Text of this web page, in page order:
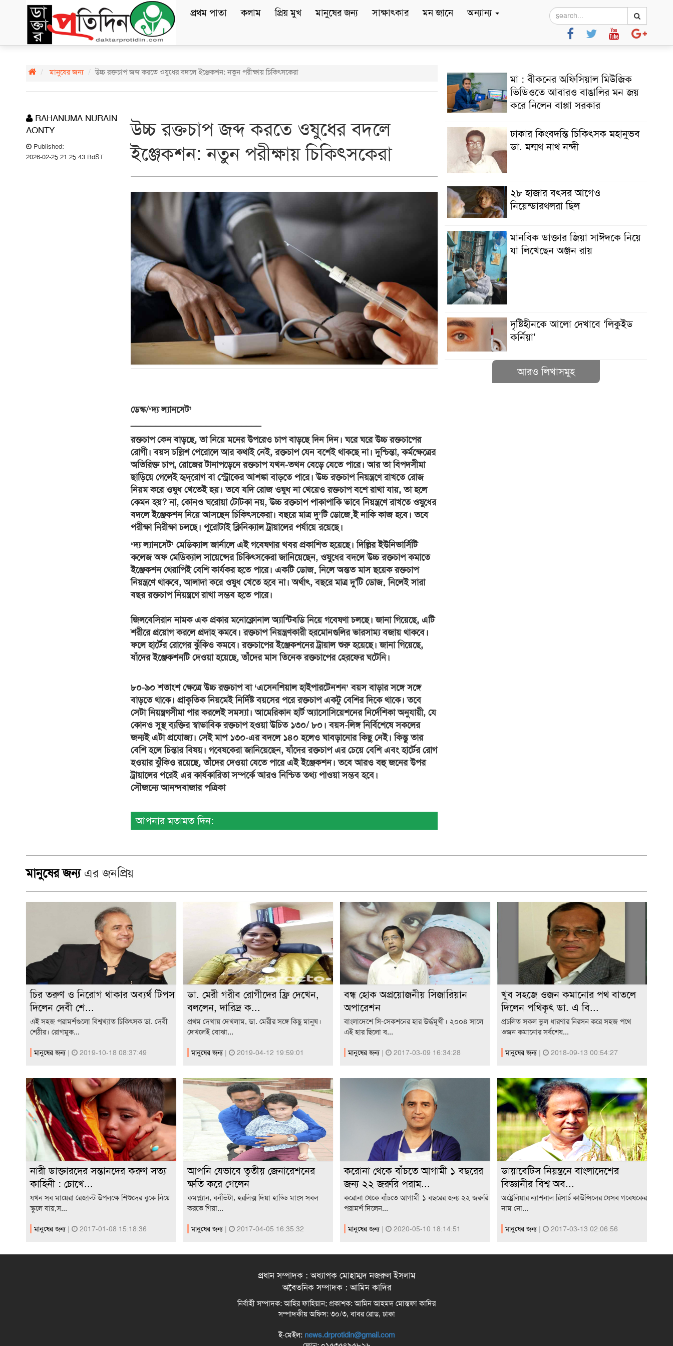
প্রথম পাতা কলাম প্রিয় মুখ মানুষের জন্য সাক্ষাৎকার মন জানে অন্যান্য
মানুষের জন্য উচ্চ রক্তচাপ জব্দ করতে ওষুধের বদলে ইঞ্জেকশন: নতুন পরীক্ষায় চিকিৎসকেরা
RAHANUMA NURAIN
AONTY
Published:
2026-02-25 21:25:43 BdST
উচ্চ রক্তচাপ জব্দ করতে ওষুধের বদলে
ইঞ্জেকশন: নতুন পরীক্ষায় চিকিৎসকেরা
ডেস্ক/‘দ্য ল্যানসেট’
রক্তচাপ কেন বাড়ছে, তা নিয়ে মনের উপরেও চাপ বাড়ছে দিন দিন। ঘরে ঘরে উচ্চ রক্তচাপের
রোগী। বয়স চল্লিশ পেরোলে আর কথাই নেই, রক্তচাপ যেন বশেই থাকছে না। দুশ্চিন্তা, কর্মক্ষেত্রের
অতিরিক্ত চাপ, রোজের টানাপড়েনে রক্তচাপ যখন-তখন বেড়ে যেতে পারে। আর তা বিপদসীমা
ছাড়িয়ে গেলেই হৃদ্‌রোগ বা স্ট্রোকের আশঙ্কা বাড়তে পারে। উচ্চ রক্তচাপ নিয়ন্ত্রণে রাখতে রোজ
নিয়ম করে ওষুধ খেতেই হয়। তবে যদি রোজ ওষুধ না খেয়েও রক্তচাপ বশে রাখা যায়, তা হলে
কেমন হয়? না, কোনও ঘরোয়া টোটকা নয়, উচ্চ রক্তচাপ পাকাপাকি ভাবে নিয়ন্ত্রণে রাখতে ওষুধের
বদলে ইঞ্জেকশন নিয়ে আসছেন চিকিৎসকেরা। বছরে মাত্র দু’টি ডোজ়েই নাকি কাজ হবে। তবে
পরীক্ষা নিরীক্ষা চলছে। পুরোটাই ক্লিনিক্যাল ট্রায়ালের পর্যায়ে রয়েছে।
‘দ্য ল্যানসেট’ মেডিক্যাল জার্নালে এই গবেষণার খবর প্রকাশিত হয়েছে। দিল্লির ইউনিভার্সিটি
কলেজ অফ মেডিক্যাল সায়েন্সের চিকিৎসকেরা জানিয়েছেন, ওষুধের বদলে উচ্চ রক্তচাপ কমাতে
ইঞ্জেকশন থেরাপিই বেশি কার্যকর হতে পারে। একটি ডোজ় নিলে অন্তত মাস ছয়েক রক্তচাপ
নিয়ন্ত্রণে থাকবে, আলাদা করে ওষুধ খেতে হবে না। অর্থাৎ, বছরে মাত্র দু'টি ডোজ় নিলেই সারা
বছর রক্তচাপ নিয়ন্ত্রণে রাখা সম্ভব হতে পারে।
জিলবেসিরান নামক এক প্রকার মনোক্লোনাল অ্যান্টিবডি নিয়ে গবেষণা চলছে। জানা গিয়েছে, এটি
শরীরে প্রয়োগ করলে প্রদাহ কমবে। রক্তচাপ নিয়ন্ত্রণকারী হরমোনগুলির ভারসাম্য বজায় থাকবে।
ফলে হার্টের রোগের ঝুঁকিও কমবে। রক্তচাপের ইঞ্জেকশনের ট্রায়াল শুরু হয়েছে। জানা গিয়েছে,
যাঁদের ইঞ্জেকশনটি দেওয়া হয়েছে, তাঁদের মাস তিনেক রক্তচাপের হেরফের ঘটেনি।
৮০-৯০ শতাংশ ক্ষেত্রে উচ্চ রক্তচাপ বা ‘এসেনশিয়াল হাইপারটেনশন’ বয়স বাড়ার সঙ্গে সঙ্গে
বাড়তে থাকে। প্রাকৃতিক নিয়মেই নির্দিষ্ট বয়সের পরে রক্তচাপ একটু বেশির দিকে থাকে। তবে
সেটা নিয়ন্ত্রণসীমা পার করলেই সমস্যা। আমেরিকান হার্ট অ্যাসোসিয়েশনের নির্দেশিকা অনুযায়ী, যে
কোনও সুস্থ ব্যক্তির স্বাভাবিক রক্তচাপ হওয়া উচিত ১৩০/ ৮০। বয়স-লিঙ্গ নির্বিশেষে সকলের
জন্যই এটা প্রযোজ্য। সেই মাপ ১৩০-এর বদলে ১৪০ হলেও ঘাবড়ানোর কিছু নেই। কিন্তু তার
বেশি হলে চিন্তার বিষয়। গবেষকেরা জানিয়েছেন, যাঁদের রক্তচাপ এর চেয়ে বেশি এবং হার্টের রোগ
হওয়ার ঝুঁকিও রয়েছে, তাঁদের দেওয়া যেতে পারে এই ইঞ্জেকশন। তবে আরও বহু জনের উপর
ট্রায়ালের পরেই এর কার্যকারিতা সম্পর্কে আরও নিশ্চিত তথ্য পাওয়া সম্ভব হবে।
সৌজন্যে আনন্দবাজার পত্রিকা
আপনার মতামত দিন:
মা : বীকনের অফিসিয়াল মিউজিক
ভিডিওতে আবারও বাঙালির মন জয়
করে নিলেন বাপ্পা সরকার
ঢাকার কিংবদন্তি চিকিৎসক মহানুভব
ডা. মন্মথ নাথ নন্দী
২৮ হাজার বৎসর আগেও
নিয়েন্ডারথলরা ছিল
মানবিক ডাক্তার জিয়া সাঈদকে নিয়ে
যা লিখেছেন অঞ্জন রায়
দৃষ্টিহীনকে আলো দেখাবে ‘লিকুইড
কর্নিয়া’
আরও লিখাসমুহ
মানুষের জন্যএর জনপ্রিয়
চির তরুণ ও নিরোগ থাকার অব্যর্থ টিপস
দিলেন দেবী শে...
এই সহজ পরামর্শগুলো বিশ্বখ্যাত চিকিৎসক ডা. দেবী
শেঠীর। রোগমুক...
মানুষের জন্য | 2019-10-18 08:37:49
ডা. মেরী গরীব রোগীদের ফ্রি দেখেন,
বললেন, দারিদ্র ক...
প্রথম দেখায় দেখলাম, ডা. মেরীর সঙ্গে কিছু মানুষ।
দেখলেই বোঝা...
মানুষের জন্য | 2019-04-12 19:59:01
বন্ধ হোক অপ্রয়োজনীয় সিজারিয়ান
অপারেশন
বাংলাদেশে সি-সেকশনের হার উর্দ্ধমূখী। ২০০৪ সালে
এই হার ছিলো ব...
মানুষের জন্য | 2017-03-09 16:34:28
খুব সহজে ওজন কমানোর পথ বাতলে
দিলেন পথিকৃৎ ডা. এ বি...
প্রচলিত সকল ভুল ধারণার নিরসন করে সহজ পথে
ওজন কমানোর সর্বশেষ...
মানুষের জন্য | 2018-09-13 00:54:27
নারী ডাক্তারদের সন্তানদের করুণ সত্য
কাহিনী : চোখে...
যখন সব মায়েরা রেজাল্ট উপলক্ষে শিশুদের বুকে নিয়ে
স্কুলে যায়,স...
মানুষের জন্য | 2017-01-08 15:18:36
আপনি যেভাবে তৃতীয় জেনারেশনের
ক্ষতি করে গেলেন
কমপ্ল্যান, বর্নভিটা, হরলিক্স দিয়া হাড্ডি মাংস সবল
করতে গিয়া...
মানুষের জন্য | 2017-04-05 16:35:32
করোনা থেকে বাঁচতে আগামী ১ বছরের
জন্য ২২ জরুরি পরাম...
করোনা থেকে বাঁচতে আগামী ১ বছরের জন্য ২২ জরুরি
পরামর্শ দিলেন...
মানুষের জন্য | 2020-05-10 18:14:51
ডায়াবেটিস নিয়ন্ত্রনে বাংলাদেশের
বিজ্ঞানীর বিশ্ব অব...
অষ্ট্রেলিয়ার ন্যাশনাল রিসার্চ কাউন্সিলের যেসব গবেষকের
নাম নো...
মানুষের জন্য | 2017-03-13 02:06:56
প্রধান সম্পাদক : অধ্যাপক মোহাম্মদ নজরুল ইসলাম
অবৈতনিক সম্পাদক : আমিন কাদির
নির্বাহী সম্পাদক: আহির ফাহিয়ান; প্রকাশক: আমিন আহমদ মোস্তফা কাদির
সম্পাদকীয় অফিস: ৩০/৩, বাবর রোড, ঢাকা
ই-মেইল: news.drprotidin@gmail.com